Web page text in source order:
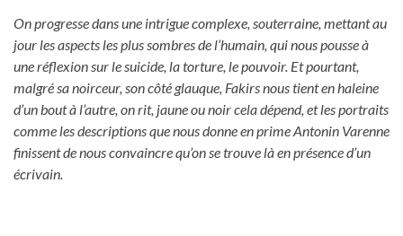
On progresse dans une intrigue complexe, souterraine, mettant au
jour les aspects les plus sombres de l’humain, qui nous pousse à
une réflexion sur le suicide, la torture, le pouvoir. Et pourtant,
malgré sa noirceur, son côté glauque, Fakirs nous tient en haleine
d’un bout à l’autre, on rit, jaune ou noir cela dépend, et les portraits
comme les descriptions que nous donne en prime Antonin Varenne
finissent de nous convaincre qu’on se trouve là en présence d’un
écrivain.